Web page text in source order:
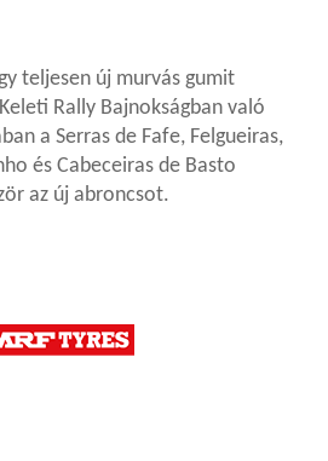
teljesen új murvás gumit
Rally Bajnokságban való
a Serras de Fafe, Felgueiras,
és Cabeceiras de Basto
az új abroncsot.